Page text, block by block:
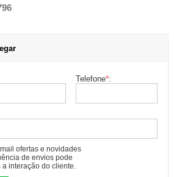
Telefone*:
ofertas e novidades
de envios pode
interação do cliente.